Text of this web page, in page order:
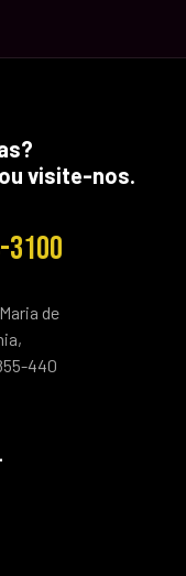
visite-nos.
3100
de
440